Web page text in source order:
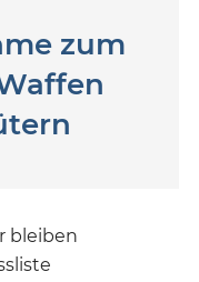
zum
bleiben